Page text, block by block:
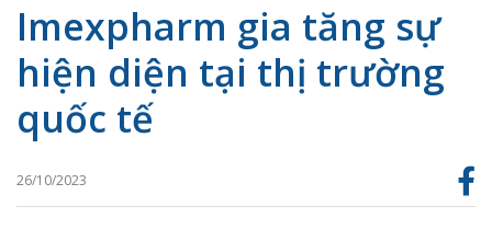
Imexpharm gia tăng sự
hiện diện tại thị trường
quốc tế
26/10/2023